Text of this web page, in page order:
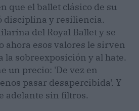
que el ballet clásico de su
disciplina y resiliencia.
del Royal Ballet y se
ahora esos valores le sirven
la sobreexposición y al hate.
un precio: 'De vez en
pasar desapercibida'. Y
adelante sin filtros.